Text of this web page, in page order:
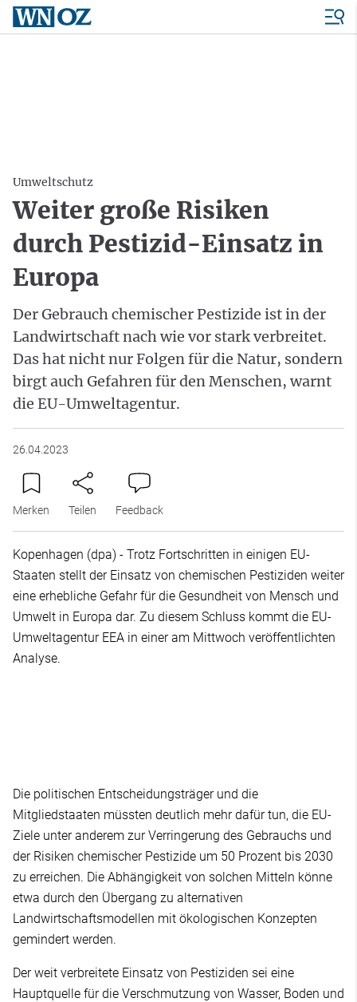
Umweltschutz
Weiter große Risiken
durch Pestizid-Einsatz in
Europa
Der Gebrauch chemischer Pestizide ist in der
Landwirtschaft nach wie vor stark verbreitet.
Das hat nicht nur Folgen für die Natur, sondern
birgt auch Gefahren für den Menschen, warnt
die EU-Umweltagentur.
26.04.2023
Merken Teilen Feedback
Kopenhagen (dpa) - Trotz Fortschritten in einigen EU-
Staaten stellt der Einsatz von chemischen Pestiziden weiter
eine erhebliche Gefahr für die Gesundheit von Mensch und
Umwelt in Europa dar. Zu diesem Schluss kommt die EU-
Umweltagentur EEA in einer am Mittwoch veröffentlichten
Analyse.
Die politischen Entscheidungsträger und die
Mitgliedstaaten müssten deutlich mehr dafür tun, die EU-
Ziele unter anderem zur Verringerung des Gebrauchs und
der Risiken chemischer Pestizide um 50 Prozent bis 2030
zu erreichen. Die Abhängigkeit von solchen Mitteln könne
etwa durch den Übergang zu alternativen
Landwirtschaftsmodellen mit ökologischen Konzepten
gemindert werden.
Der weit verbreitete Einsatz von Pestiziden sei eine
Hauptquelle für die Verschmutzung von Wasser, Boden und